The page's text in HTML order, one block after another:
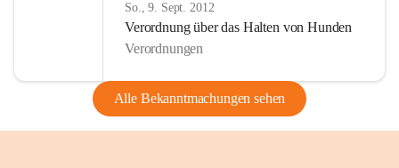
So., 9. Sept. 2012
Verordnung über das Halten von Hunden
Verordnungen
Alle Bekanntmachungen sehen